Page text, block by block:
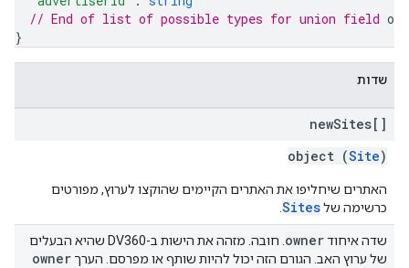
// End of list of possible types for union field
}
שדות
newSites[]
object (Site)
האתרים שיחליפו את האתרים הקיימים שהוקצו לערוץ, מפורטים
כרשימה שלSites
שדה איחודowner
. חובה. מזהה את הישות ב-DV360 שהיא הבעלים
של ערוץ האב. הגורם הזה יכול להיות שותף או מפרסם. הערך owner